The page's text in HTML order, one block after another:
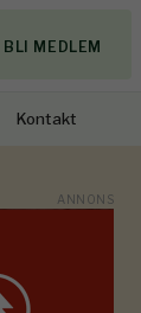
BLI MEDLEM
Kontakt